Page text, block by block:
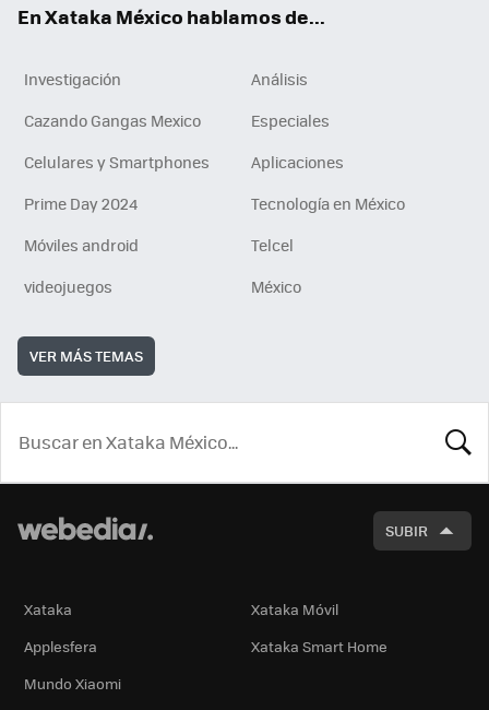
En Xataka México hablamos de...
Investigación
Análisis
Cazando Gangas Mexico
Especiales
Celulares y Smartphones
Aplicaciones
Prime Day 2024
Tecnología en México
Móviles android
Telcel
videojuegos
México
VER MÁS TEMAS
SUBIR
Xataka
Xataka Móvil
Applesfera
Xataka Smart Home
Mundo Xiaomi